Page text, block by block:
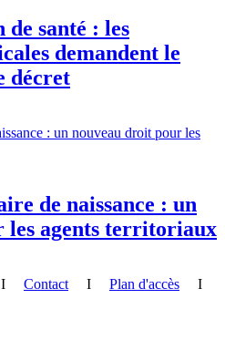
de santé : les
demandent le
décret
de naissance : un
les agents territoriaux
I Contact I Plan d'accès I